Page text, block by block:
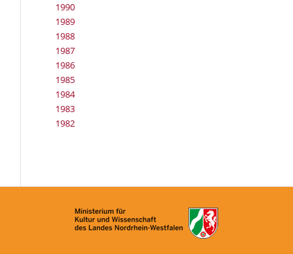
1990
1989
1988
1987
1986
1985
1984
1983
1982